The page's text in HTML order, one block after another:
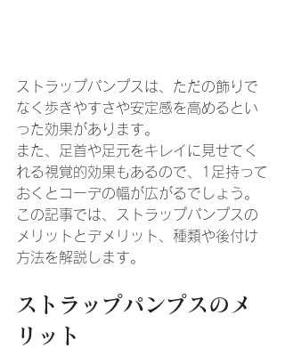
ストラップパンプスは、ただの飾りで
なく歩きやすさや安定感を高めるとい
った効果があります。
また、足首や足元をキレイに見せてく
れる視覚的効果もあるので、1足持って
おくとコーデの幅が広がるでしょう。
この記事では、ストラップパンプスの
メリットとデメリット、種類や後付け
方法を解説します。
ストラップパンプスのメ
リット